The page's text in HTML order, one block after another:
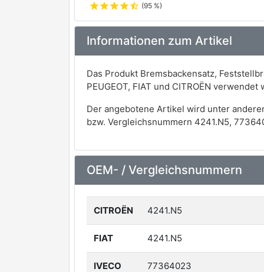
starstarstarstarstar_half (95 %)
Informationen zum Artikel
Das Produkt Bremsbackensatz,
PEUGEOT, FIAT und CITROËN verwendet
Der angebotene Artikel wird unter
bzw. Vergleichsnummern 4241.N5,
OEM- / Vergleichsnummern
CITROËN 4241.N5
FIAT 4241.N5
IVECO 77364023